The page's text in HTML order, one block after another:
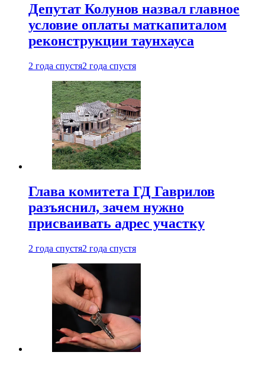
Депутат Колунов назвал главное
условие оплаты маткапиталом
реконструкции таунхауса
2 года спустя2 года спустя
Глава комитета ГД Гаврилов
разъяснил, зачем нужно
присваивать адрес участку
2 года спустя2 года спустя